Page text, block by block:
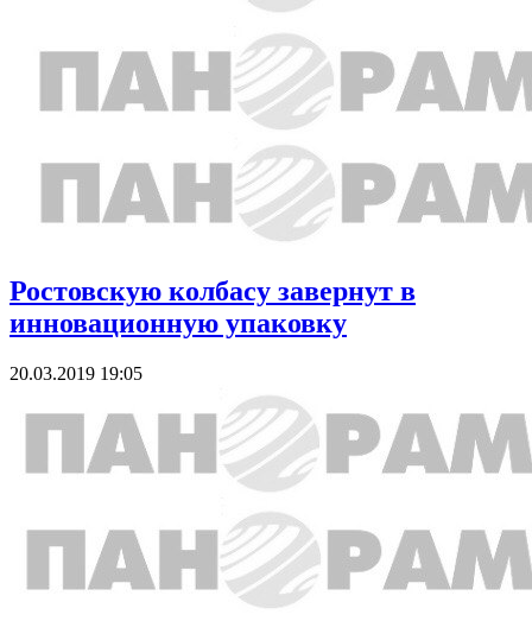
Ростовскую колбасу завернут в
инновационную упаковку
20.03.2019 19:05